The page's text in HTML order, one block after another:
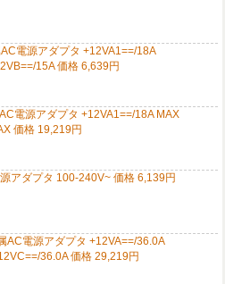
電源アダプタ +12VA1==/18A
15A 価格 6,639円
電源アダプタ +12VA1==/18A MAX
価格 19,219円
アダプタ 100-240V~ 価格 6,139円
AC電源アダプタ +12VA==/36.0A
36.0A 価格 29,219円